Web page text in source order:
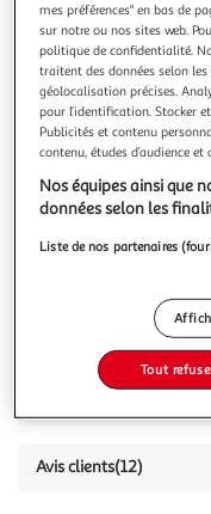
Nos clients adorent
4.4 (12)
COSMIA BABY
Lingettes
camomille
56 lingettes
Avis clients(12)
mes préférences" en bas de
sur notre ou nos sites web.
politique de confidentialité.
traitent des données selon
géolocalisation précises.
pour l’identification. Stocker
Publicités et contenu
contenu, études d’audience
Nos équipes ainsi que
données selon les
Liste de nos partenaires
Tout